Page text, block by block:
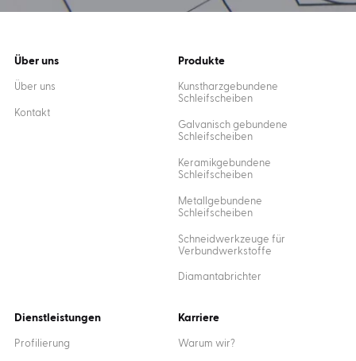
Über uns
Über uns
Kontakt
Produkte
Kunstharzgebundene
Schleifscheiben
Galvanisch gebundene
Schleifscheiben
Keramikgebundene
Schleifscheiben
Metallgebundene
Schleifscheiben
Schneidwerkzeuge für
Verbundwerkstoffe
Diamantabrichter
Dienstleistungen
Profilierung
Karriere
Warum wir?